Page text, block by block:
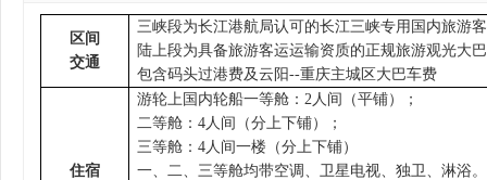
区间
交通
三峡段为长江港航局认可的长江三峡专用国内旅游
陆上段为具备旅游客运运输资质的正规旅游观光大
包含码头过港费及云阳--重庆主城区大巴车费
住宿
游轮上国内轮船一等舱：2人间（平铺）；
二等舱：4人间（分上下铺）；
三等舱： 4人间一楼 （分上下铺）
一、 二、三等舱均带空调、卫星电视、独卫、淋浴